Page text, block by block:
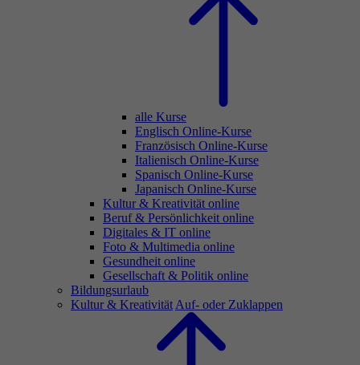
alle Kurse
Englisch Online-Kurse
Französisch Online-Kurse
Italienisch Online-Kurse
Spanisch Online-Kurse
Japanisch Online-Kurse
Kultur & Kreativität online
Beruf & Persönlichkeit online
Digitales & IT online
Foto & Multimedia online
Gesundheit online
Gesellschaft & Politik online
Bildungsurlaub
Kultur & Kreativität Auf- oder Zuklappen